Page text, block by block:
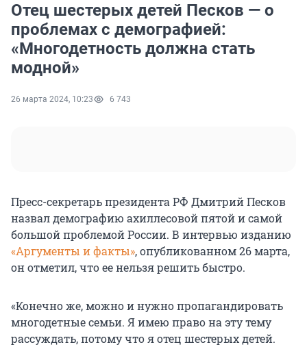
Отец шестерых детей Песков — о
проблемах с демографией:
«Многодетность должна стать
модной»
26 марта 2024, 10:23 6 743
Пресс-секретарь президента РФ Дмитрий Песков
назвал демографию ахиллесовой пятой и самой
большой проблемой России. В интервью изданию
«Аргументы и факты», опубликованном 26 марта,
он отметил, что ее нельзя решить быстро.
«Конечно же, можно и нужно пропагандировать
многодетные семьи. Я имею право на эту тему
рассуждать, потому что я отец шестерых детей.